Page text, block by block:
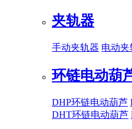
夹轨器
手动夹轨器 电动夹
环链电动葫
DHP环链电动葫芦
DHT环链电动葫芦